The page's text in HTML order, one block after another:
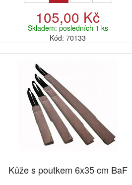
105,00 Kč
Skladem: posledních 1 ks
Kód: 70133
Kůže s poutkem 6x35 cm BaF